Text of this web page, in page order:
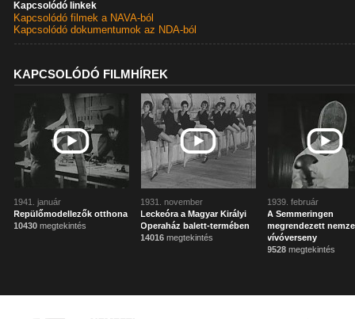
Kapcsolódó linkek
Kapcsolódó filmek a NAVA-ból
Kapcsolódó dokumentumok az NDA-ból
KAPCSOLÓDÓ FILMHÍREK
1941. január
Repülőmodellezők otthona
10430 megtekintés
1931. november
Leckeóra a Magyar Királyi
Operaház balett-termében
14016 megtekintés
1939. február
A Semmeringen
megrendezett
vívóverseny
9528 megtekintés